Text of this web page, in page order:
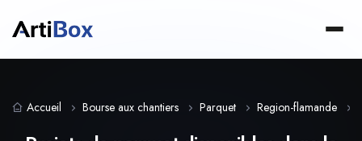
Accueil Bourse aux chantiers Parquet Region-flamande